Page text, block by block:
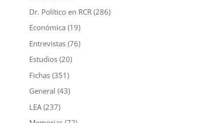
Dr. Político en RCR(286)
Económica (19)
Entrevistas(76)
Estudios(20)
Fichas(351)
General (43)
LEA(237)